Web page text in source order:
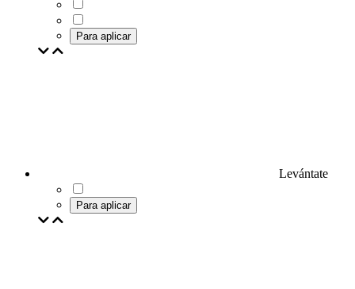
Para aplicar
Levántate
Para aplicar